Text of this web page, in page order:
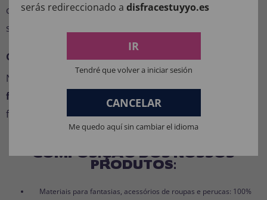
cores vibrantes e o formato da fantasia. Não secar na
secadora.
Compre agora e destaque-se na sua próxima festa
Não perca a chance de surpreender a todos com esta
fantasia de Teletubbies para adultos
favorita e prepare-se para diversão e originalidade.
COMPOSIÇÃO DOS NOSSOS
PRODUTOS:
Materiais para fantasias, acessórios de roupas e perucas: 100%
serás redireccionado a disfracestuyyo.es
IR
Tendré que volver a iniciar sesión
CANCELAR
Me quedo aquí sin cambiar el idioma